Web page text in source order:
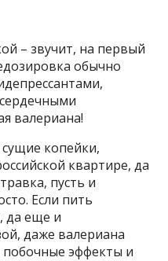
– звучит, на первый
обычно
валериана!
копейки,
квартире, да
пусть и
Если пить
да еще и
даже валериана
эффекты и